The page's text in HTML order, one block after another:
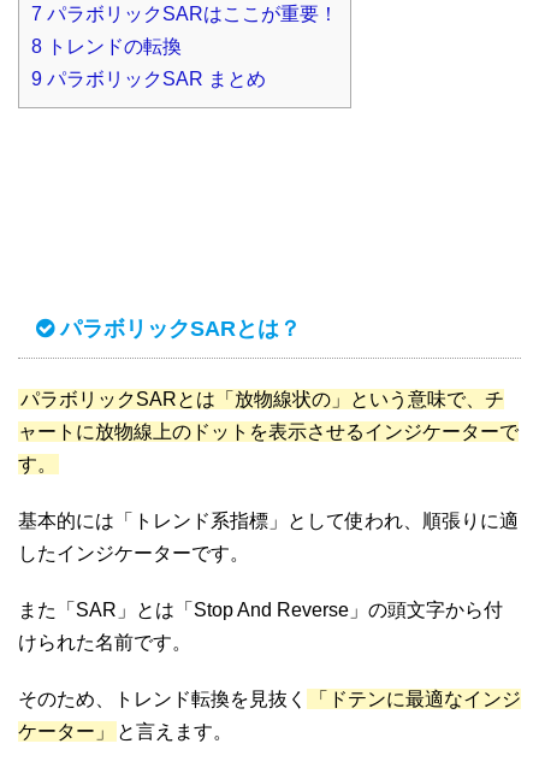
7 パラボリックSARはここが重要！
8 トレンドの転換
9 パラボリックSAR まとめ
パラボリックSARとは？
パラボリックSARとは「放物線状の」という意味で、チ
ャートに放物線上のドットを表示させるインジケーターで
す。
基本的には「トレンド系指標」として使われ、順張りに適
したインジケーターです。
また「SAR」とは「Stop And Reverse」の頭文字から付
けられた名前です。
そのため、トレンド転換を見抜く
「ドテンに最適なインジ
ケーター」
と言えます。